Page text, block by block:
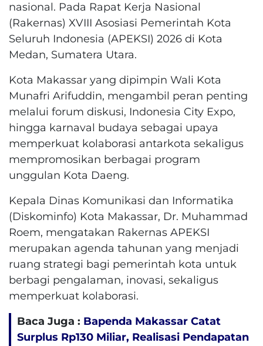
nasional. Pada Rapat Kerja Nasional
(Rakernas) XVIII Asosiasi Pemerintah Kota
Seluruh Indonesia (APEKSI) 2026 di Kota
Medan, Sumatera Utara.
Kota Makassar yang dipimpin Wali Kota
Munafri Arifuddin, mengambil peran penting
melalui forum diskusi, Indonesia City Expo,
hingga karnaval budaya sebagai upaya
memperkuat kolaborasi antarkota sekaligus
mempromosikan berbagai program
unggulan Kota Daeng.
Kepala Dinas Komunikasi dan Informatika
(Diskominfo) Kota Makassar, Dr. Muhammad
Roem, mengatakan Rakernas APEKSI
merupakan agenda tahunan yang menjadi
ruang strategi bagi pemerintah kota untuk
berbagi pengalaman, inovasi, sekaligus
memperkuat kolaborasi.
Baca Juga : Bapenda Makassar Catat
Surplus Rp130 ​​Miliar, Realisasi Pendapatan